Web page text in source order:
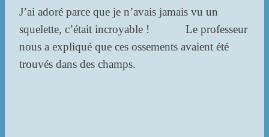
J’ai adoré parce que je n’avais jamais vu un
squelette, c’était incroyable ! Le professeur
nous a expliqué que ces ossements avaient été
trouvés dans des champs.